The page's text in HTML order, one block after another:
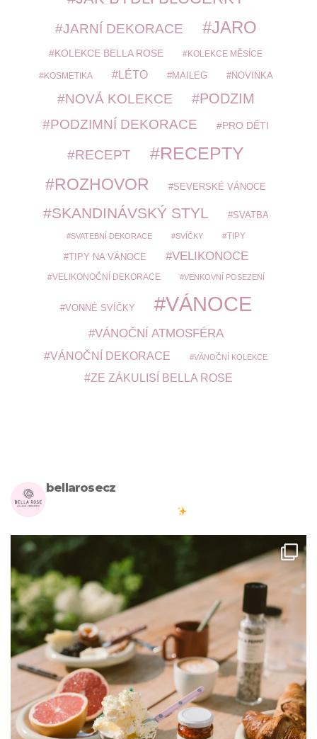
JARNÍ DEKORACE JARO
KOLEKCE BELLA ROSE KOLEKCE MĚSÍCE
KOSMETIKA LÉTO MAILEG NOVINKA
NOVÁ KOLEKCE PODZIM
PODZIMNÍ DEKORACE PRO DĚTI
RECEPT RECEPTY
ROZHOVOR SEVERSKÉ VÁNOCE
SKANDINÁVSKÝ STYL SVATBA
SVATEBNÍ DEKORACE SVÍČKY TIPY
TIPY NA VÁNOCE VELIKONOCE
VELIKONOČNÍ DEKORACE VENKOVNÍ POSEZENÍ
VONNÉ SVÍČKY VÁNOCE
VÁNOČNÍ ATMOSFÉRA
VÁNOČNÍ DEKORACE VÁNOČNÍ KOLEKCE
ZE ZÁKULISÍ BELLA ROSE
bellarosecz